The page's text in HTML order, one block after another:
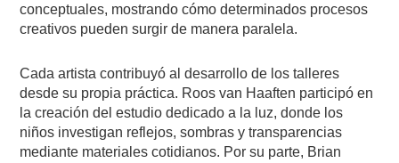
conceptuales, mostrando cómo determinados procesos
creativos pueden surgir de manera paralela.
Cada artista contribuyó al desarrollo de los talleres
desde su propia práctica. Roos van Haaften participó en
la creación del estudio dedicado a la luz, donde los
niños investigan reflejos, sombras y transparencias
mediante materiales cotidianos. Por su parte, Brian